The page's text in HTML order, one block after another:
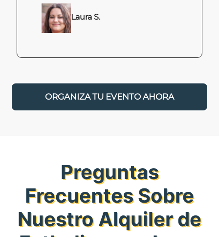
Laura S.
ORGANIZA TU EVENTO AHORA
Preguntas
Frecuentes Sobre
Nuestro Alquiler de